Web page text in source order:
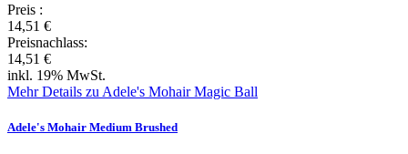
Preis :
14,51 €
Preisnachlass:
14,51 €
inkl. 19% MwSt.
Mehr Details zu Adele's Mohair Magic Ball
Adele's Mohair Medium Brushed